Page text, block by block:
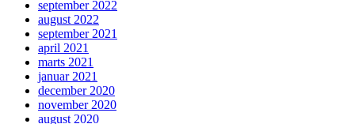
september 2022
august 2022
september 2021
april 2021
marts 2021
januar 2021
december 2020
november 2020
august 2020